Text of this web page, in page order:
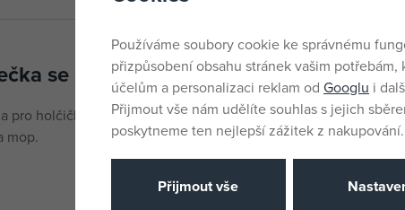
se stíracím mopem
pro holčičky a kluky. Uklízecí set obsahuje smetáček a
mop.
Používáme soubory cookie ke správnému
přizpůsobení obsahu stránek vašim
účelům a personalizaci reklam od Googlu i
Přijmout vše nám udělíte souhlas s jejich
poskytneme ten nejlepší zážitek z nakupování.
Přijmout vše